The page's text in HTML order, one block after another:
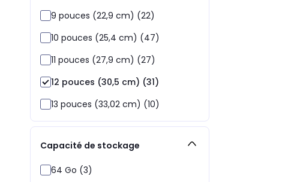
9 pouces (22,9 cm) (22)
10 pouces (25,4 cm) (47)
11 pouces (27,9 cm) (27)
12 pouces (30,5 cm) (31)
13 pouces (33,02 cm) (10)
Capacité de stockage
64 Go (3)